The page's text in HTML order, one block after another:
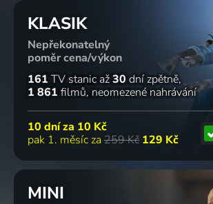
KLASIK
Nepřekonatelný
poměr cena/výkon
161 TV stanic až30 dní zpětně
1 861 filmů neomezené nahrávání
10 dní za 10 Kč
pak 1. měsíc za 259 Kč 129 Kč
MINI